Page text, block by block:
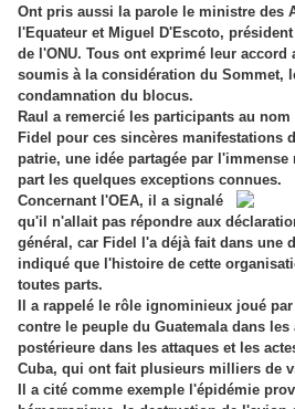
Ont pris aussi la parole le ministre des
l'Equateur et Miguel D'Escoto,
de l'ONU. Tous ont exprimé leur accord
soumis à la considération du Sommet,
condamnation du blocus.
Raul a remercié les participants au
Fidel pour ces sincères manifestations
patrie, une idée partagée par
part les quelques exceptions connues.
Concernant l'OEA, il a signalé
qu'il n'allait pas répondre aux
général, car Fidel l'a déjà fait dans une
indiqué que l'histoire de cette
toutes parts.
Il a rappelé le rôle ignominieux joué
contre le peuple du Guatemala dans
postérieure dans les attaques et les
Cuba, qui ont fait plusieurs milliers de
Il a cité comme exemple l'épidémie